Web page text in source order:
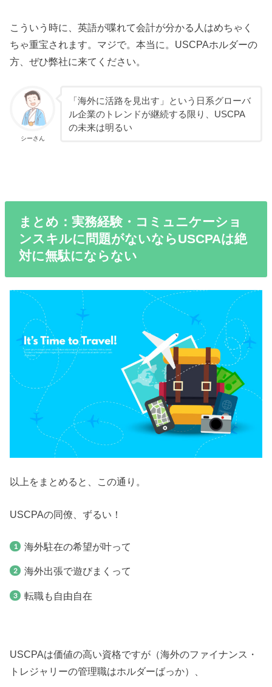
こういう時に、英語が喋れて会計が分かる人はめちゃく
ちゃ重宝されます。マジで。本当に。USCPAホルダーの
方、ぜひ弊社に来てください。
シーさん
「海外に活路を見出す」という日系グローバ
ル企業のトレンドが継続する限り、USCPA
の未来は明るい
まとめ：実務経験・コミュニケーショ
ンスキルに問題がないならUSCPAは絶
対に無駄にならない
以上をまとめると、この通り。
USCPAの同僚、ずるい！
海外駐在の希望が叶って
海外出張で遊びまくって
転職も自由自在
USCPAは価値の高い資格ですが（海外のファイナンス・
トレジャリーの管理職はホルダーばっか）、